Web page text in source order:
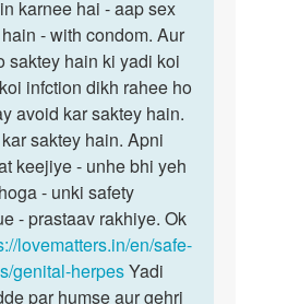
karnee hai - aap sex
- with condom. Aur
saktey hain ki yadi koi
infction dikh rahee ho
avoid kar saktey hain.
saktey hain. Apni
keejiye - unhe bhi yeh
- unki safety
- prastaav rakhiye. Ok
lovematters.in/en/safe-
genital-herpesYadi
par humse aur gehri